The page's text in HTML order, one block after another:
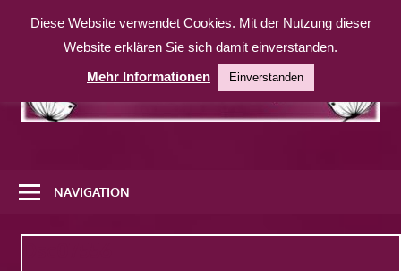
Inhalt
weitere
Website
NAVIGATION
Diese Website verwendet Cookies. Mit der Nutzung dieser
Website erklären Sie sich damit einverstanden.
Mehr Informationen
Einverstanden